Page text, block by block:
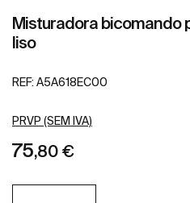
Misturadora bicomando
liso
REF: A5A618EC00
PRVP (SEM IVA)
75,80 €